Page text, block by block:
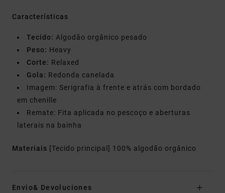
Características
Tecido: Algodão orgânico pesado
Peso: Heavy
Corte: Relaxed
Gola: Redonda canelada
Imagem: Serigrafia à frente e atrás com bordado
em chenille
Remate: Fita aplicada no pescoço e aberturas
laterais na bainha
Materiais [Tecido principal] 100% algodão orgânico
Envio& Devoluciones